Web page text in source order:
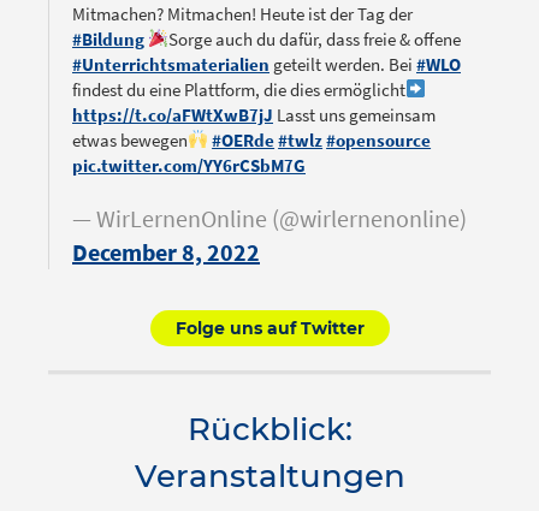
Mitmachen? Mitmachen! Heute ist der Tag der
#Bildung
Sorge auch du dafür, dass freie & offene
#Unterrichtsmaterialien geteilt werden. Bei #WLO
findest du eine Plattform, die dies ermöglicht
https://t.co/aFWtXwB7jJ Lasst uns gemeinsam
etwas bewegen
#OERde#twlz#opensource
pic.twitter.com/YY6rCSbM7G
— WirLernenOnline (@wirlernenonline)
December 8, 2022
Folge uns auf Twitter
Rückblick:
Veranstaltungen